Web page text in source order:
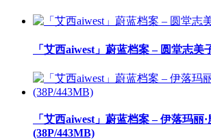
「艾西aiwest」蔚蓝档案 – 圆堂志美
「艾西aiwest」蔚蓝档案 – 伊落玛丽
(38P/443MB)